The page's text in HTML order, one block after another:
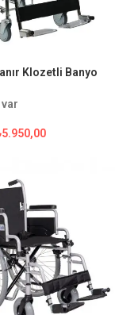
Klozetli Banyo
5.950,00